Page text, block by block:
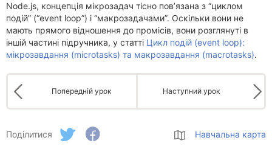
Node.js, концепція мікрозадач тісно пов’язана з “циклом
подій” (“event loop”) і “макрозадачами”. Оскільки вони не
мають прямого відношення до промісів, вони розглянуті в
іншій частині підручника, у статті Цикл подій (event loop):
мікрозавдання (microtasks) та макрозавдання (macrotasks).
Попередній урок Наступний урок
Поділитися Навчальна карта